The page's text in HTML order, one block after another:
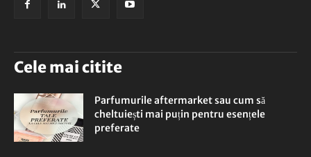
Cele mai citite
Parfumurile aftermarket sau cum să
cheltuiești mai puțin pentru esențele
preferate